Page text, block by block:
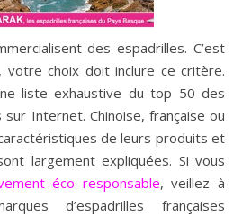
des espadrilles. C’est
votre choix doit inclure ce critère.
liste exhaustive du top 50 des
sur Internet. Chinoise, française ou
de leurs produits et
largement expliquées. Si vous
éco responsable, veillez à
d’espadrilles françaises